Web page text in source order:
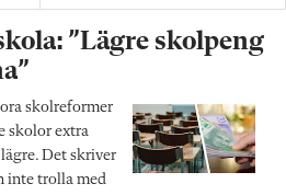
”Lägre skolpeng
skolreformer
skolor extra
Det skriver
inte trolla med